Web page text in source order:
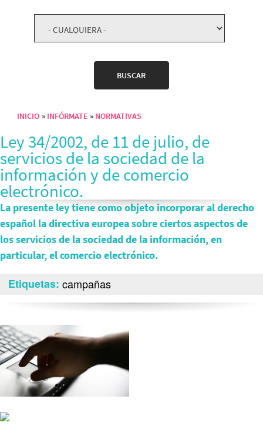
Sobrescribir enlaces de ayuda a la navegación
INICIO INFÓRMATE NORMATIVAS
Ley 34/2002, de 11 de julio, de
servicios de la sociedad de la
información y de comercio
electrónico.
La presente ley tiene como objeto incorporar al derecho
español la directiva europea sobre ciertos aspectos de
los servicios de la sociedad de la información, en
particular, el comercio electrónico.
Etiquetas campañas